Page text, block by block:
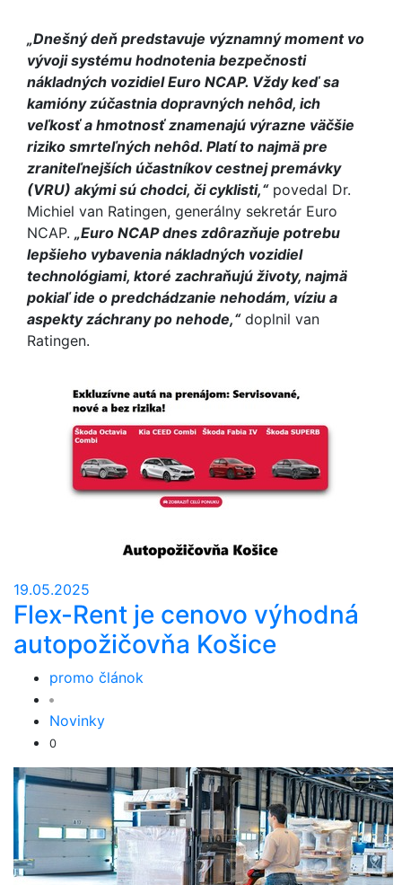
„Dnešný deň predstavuje významný moment vo
vývoji systému hodnotenia bezpečnosti
nákladných vozidiel Euro NCAP. Vždy keď sa
kamióny zúčastnia dopravných nehôd, ich
veľkosť a hmotnosť znamenajú výrazne väčšie
riziko smrteľných nehôd. Platí to najmä pre
zraniteľnejších účastníkov cestnej premávky
(VRU) akými sú chodci, či cyklisti,“povedal Dr.
Michiel van Ratingen, generálny sekretár Euro
NCAP. „Euro NCAP dnes zdôrazňuje potrebu
lepšieho vybavenia nákladných vozidiel
technológiami, ktoré zachraňujú životy, najmä
pokiaľ ide o predchádzanie nehodám, víziu a
aspekty záchrany po nehode,“doplnil van
Ratingen.
19.05.2025
Flex-Rent je cenovo výhodná
autopožičovňa Košice
promo článok
Novinky
0